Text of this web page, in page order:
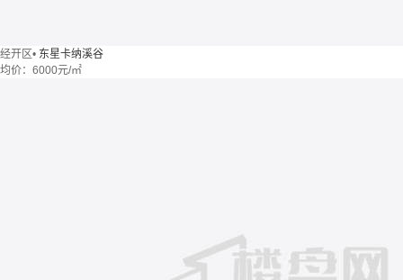
经开区• 东星卡纳溪谷
均价： 6000元/㎡